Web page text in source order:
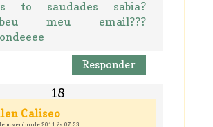
to saudades sabia?
meu email???
Responder
Caliseo
novembro de 2011 às 07:33